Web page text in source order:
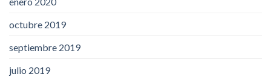
octubre 2019
septiembre 2019
julio 2019